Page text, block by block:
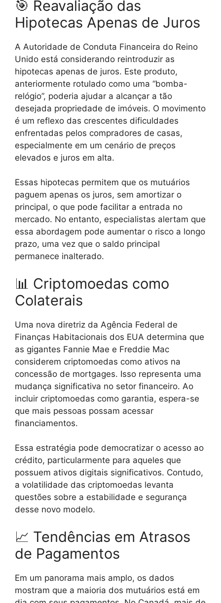
🎯 Reavaliação das
Hipotecas Apenas de Juros
A Autoridade de Conduta Financeira do Reino
Unido está considerando reintroduzir as
hipotecas apenas de juros. Este produto,
anteriormente rotulado como uma “bomba-
relógio”, poderia ajudar a alcançar a tão
desejada propriedade de imóveis. O movimento
é um reflexo das crescentes dificuldades
enfrentadas pelos compradores de casas,
especialmente em um cenário de preços
elevados e juros em alta.
Essas hipotecas permitem que os mutuários
paguem apenas os juros, sem amortizar o
principal, o que pode facilitar a entrada no
mercado. No entanto, especialistas alertam que
essa abordagem pode aumentar o risco a longo
prazo, uma vez que o saldo principal
permanece inalterado.
📊 Criptomoedas como
Colaterais
Uma nova diretriz da Agência Federal de
Finanças Habitacionais dos EUA determina que
as gigantes Fannie Mae e Freddie Mac
considerem criptomoedas como ativos na
concessão de mortgages. Isso representa uma
mudança significativa no setor financeiro. Ao
incluir criptomoedas como garantia, espera-se
que mais pessoas possam acessar
financiamentos.
Essa estratégia pode democratizar o acesso ao
crédito, particularmente para aqueles que
possuem ativos digitais significativos. Contudo,
a volatilidade das criptomoedas levanta
questões sobre a estabilidade e segurança
desse novo modelo.
📈 Tendências em Atrasos
de Pagamentos
Em um panorama mais amplo, os dados
mostram que a maioria dos mutuários está em